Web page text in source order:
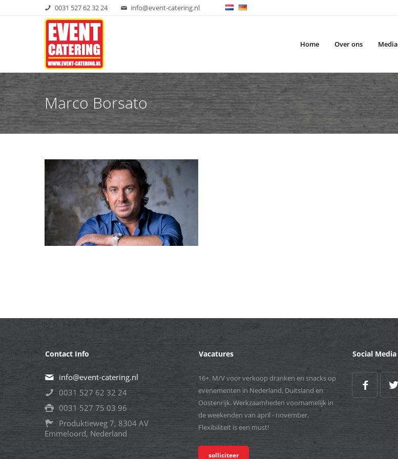
0031 527 62 32 24 info@event-catering.nl
Home Over ons Media
Marco Borsato
Contact Info
info@event-catering.nl
0031 527 62 32 24
0031 527 75 03 96
Produktieweg 7, 8304 AV
Emmeloord, Nederland
Vacatures
16+. M/V voor verkoop dranken en snacks op
evenementen in Nederland, Duitsland en
Oostenrijk. Werkzaamheden voornamelijk in
de weekenden van april - november.
Flexibiliteit is een must!
solliciteer
Social Media